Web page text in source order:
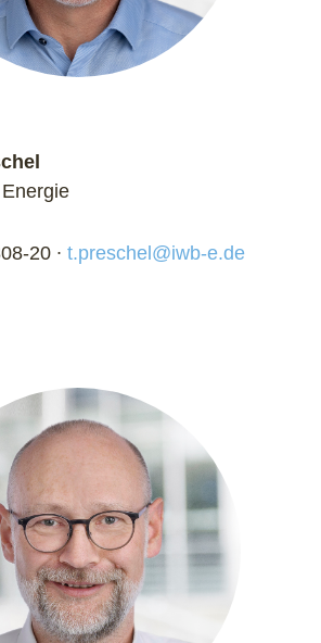
20 ∙ t.preschel@iwb-e.de